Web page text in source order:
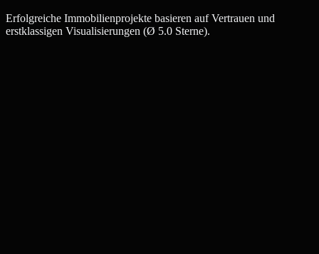
Erfolgreiche Immobilienprojekte basieren auf Vertrauen und
erstklassigen Visualisierungen (Ø 5.0 Sterne).